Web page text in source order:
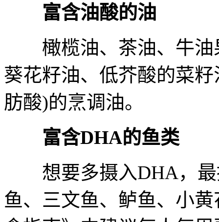
富含油酸的油
橄榄油、茶油、牛油
葵花籽油、低芥酸的菜
肪酸)的烹调油。
富含DHA的鱼类
想要多摄入DHA，最
鱼、三文鱼、鲈鱼、小